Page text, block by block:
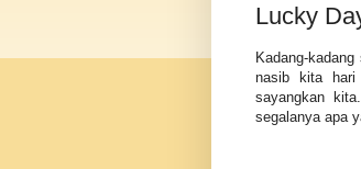
Lucky
Kadang-
nasib kita hari
sayangkan
segalanya apa